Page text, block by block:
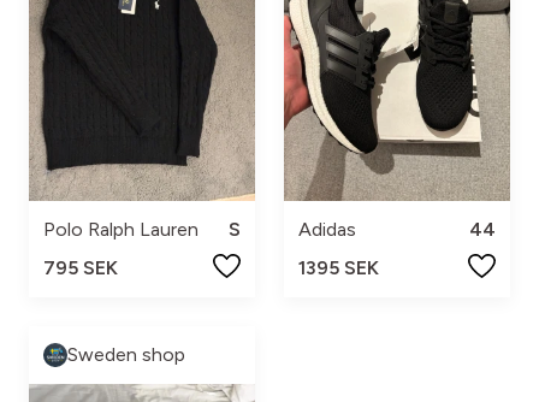
Polo Ralph Lauren
S
795 SEK
Adidas
44
1395 SEK
Sweden shop